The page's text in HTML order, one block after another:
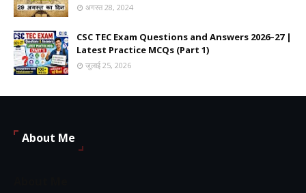
अगस्त 28, 2024
CSC TEC Exam Questions and Answers 2026–27 |
Latest Practice MCQs (Part 1)
जुलाई 25, 2026
About Me